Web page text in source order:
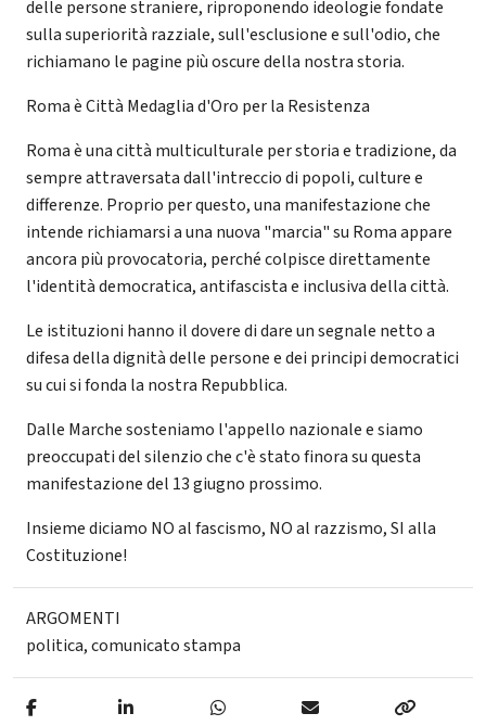
delle persone straniere, riproponendo ideologie fondate
sulla superiorità razziale, sull'esclusione e sull'odio, che
richiamano le pagine più oscure della nostra storia.
Roma è Città Medaglia d'Oro per la Resistenza
Roma è una città multiculturale per storia e tradizione, da
sempre attraversata dall'intreccio di popoli, culture e
differenze. Proprio per questo, una manifestazione che
intende richiamarsi a una nuova "marcia" su Roma appare
ancora più provocatoria, perché colpisce direttamente
l'identità democratica, antifascista e inclusiva della città.
Le istituzioni hanno il dovere di dare un segnale netto a
difesa della dignità delle persone e dei principi democratici
su cui si fonda la nostra Repubblica.
Dalle Marche sosteniamo l'appello nazionale e siamo
preoccupati del silenzio che c'è stato finora su questa
manifestazione del 13 giugno prossimo.
Insieme diciamo NO al fascismo, NO al razzismo, SI alla
Costituzione!
ARGOMENTI
politica,comunicato stampa